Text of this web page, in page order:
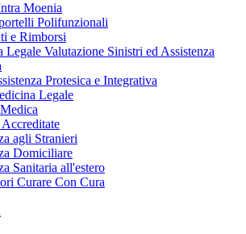
Moenia
Polifunzionali
e Rimborsi
Legale Valutazione Sinistri ed Assistenza
Protesica e Integrativa
Legale
agli Stranieri
Domiciliare
Sanitaria all'estero
Curare Con Cura